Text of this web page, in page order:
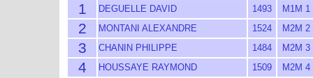
1 DEGUELLE DAVID 1493 M1M 1
2 MONTANI ALEXANDRE 1524 M2M 2
3 CHANIN PHILIPPE 1484 M2M 3
4 HOUSSAYE RAYMOND 1509 M2M 4